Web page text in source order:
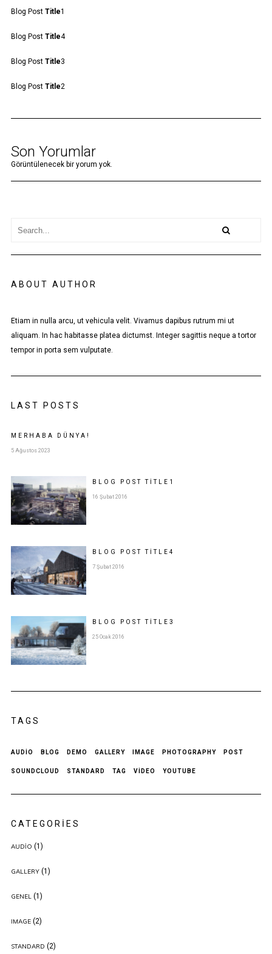
Blog Post Title1
Blog Post Title4
Blog Post Title3
Blog Post Title2
Son Yorumlar
Görüntülenecek bir yorum yok.
ABOUT AUTHOR
Etiam in nulla arcu, ut vehicula velit. Vivamus dapibus rutrum mi ut
aliquam. In hac habitasse platea dictumst. Integer sagittis neque a tortor
tempor in porta sem vulputate.
LAST POSTS
MERHABA DÜNYA!
5 Ağustos 2023
BLOG POST TITLE 1
16 Şubat 2016
BLOG POSTTITLE 4
7 Şubat 2016
BLOG POSTTITLE 3
25 Ocak 2016
TAGS
AUDIO BLOG DEMO GALLERY IMAGE PHOTOGRAPHY POST
SOUNDCLOUD STANDARD TAG VIDEO YOUTUBE
CATEGORIES
AUDIO (1)
GALLERY(1)
GENEL(1)
IMAGE(2)
STANDARD (2)